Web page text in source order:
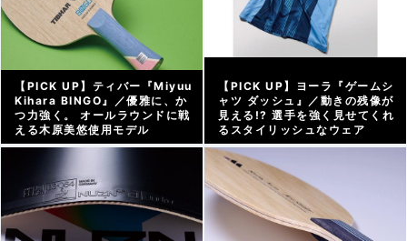
【PICK UP】ティバー『Miyuu
Kihara BINGO』／優雅に、か
つ力強く。 オールラウンドに戦
える木原美悠使用モデル
【PICK UP】ヨーラ『ゲームシ
ャツ ダッシュ』／動きの残像が
見える!? 選手を強く見せてくれ
るスタイリッシュなウェア